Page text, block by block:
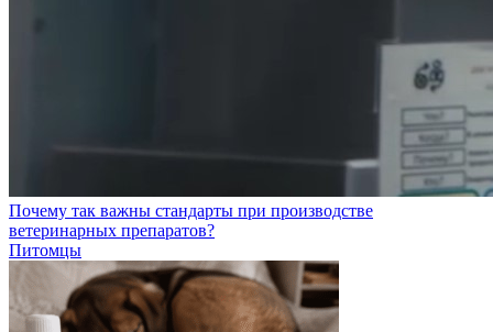
Почему так важны стандарты при производстве
ветеринарных препаратов?
Питомцы